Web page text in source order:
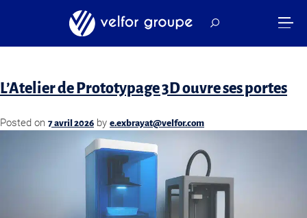
L’Atelier de Prototypage 3D ouvre ses portes
Posted on 7 avril 2026 by e.exbrayat@velfor.com